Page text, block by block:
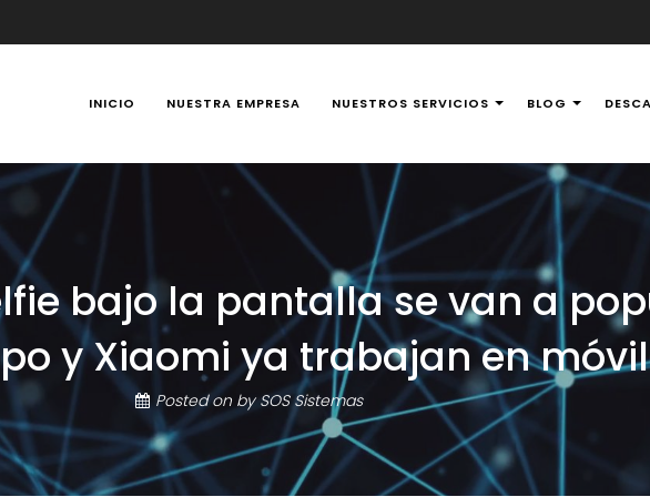
y Portátiles 24 horas en Manizales, Caldas, Colombia, reparación televisores, tv,
INICIO NUESTRA EMPRESA NUESTROS SERVICIOS BLOG
bajo la pantalla se van a
y Xiaomi ya trabajan en
Posted on bySOS Sistemas